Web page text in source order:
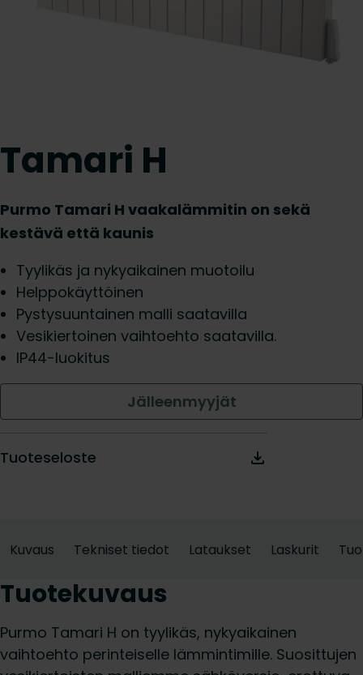
Tamari H
Purmo Tamari H vaakalämmitin on sekä
kestävä että kaunis
Tyylikäs ja nykyaikainen muotoilu
Helppokäyttöinen
Pystysuuntainen malli saatavilla
Vesikiertoinen vaihtoehto saatavilla.
IP44-luokitus
Jälleenmyyjät
Tuoteseloste
Kuvaus Tekniset tiedot Lataukset Laskurit
Tuotekuvaus
Purmo Tamari H on tyylikäs, nykyaikainen
vaihtoehto perinteiselle lämmintimille. Suosittujen